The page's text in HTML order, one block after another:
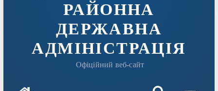
РАЙОННА
ДЕРЖАВНА
АДМІНІСТРАЦІЯ
Офіційний веб-сайт